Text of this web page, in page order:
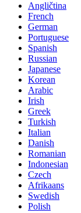
Angličtina
French
German
Portuguese
Spanish
Russian
Japanese
Korean
Arabic
Irish
Greek
Turkish
Italian
Danish
Romanian
Indonesian
Czech
Afrikaans
Swedish
Polish